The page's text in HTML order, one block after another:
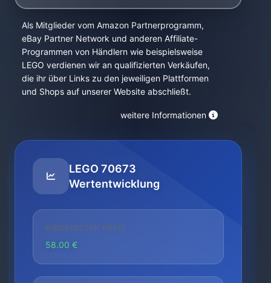
Als Mitglieder vom Amazon Partnerprogramm,
eBay Partner Network und anderen Affiliate-
Programmen von Händlern wie beispielsweise
LEGO verdienen wir an qualifizierten Verkäufen,
die ihr über Links zu den jeweiligen Plattformen
und Shops auf unserer Website abschließt.
weitere Informationen
LEGO 70673
Wertentwicklung
NIEDRIGSTER PREIS
58.00 €